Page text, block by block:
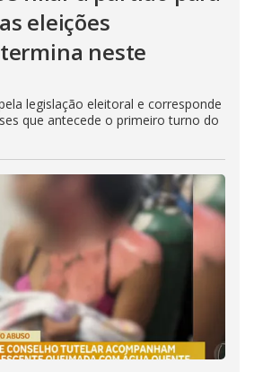
eleições
neste
legislação eleitoral e corresponde
que antecede o primeiro turno do